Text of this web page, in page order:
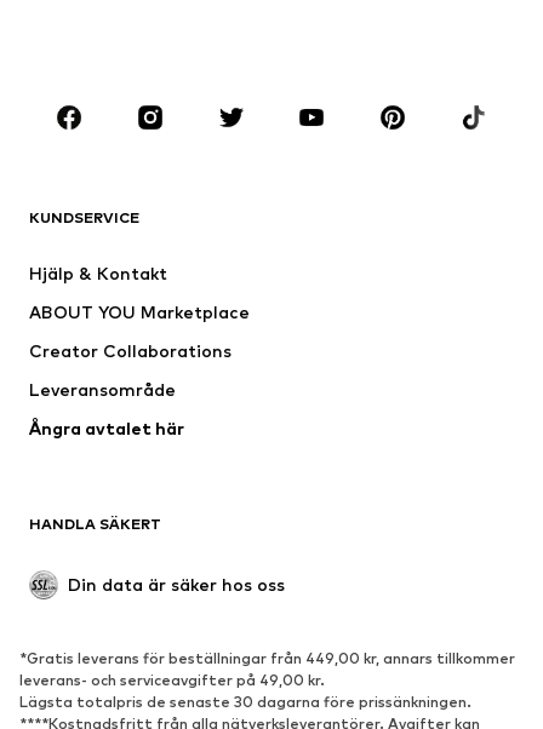
KLÄDER
Jackor
Badkläder
Tillfällen
Upcycling
Nytt
Boots & stövlar
Lågskor
SPORT
KUNDSERVICE
Hjälp & Kontakt
ABOUT YOU Marketplace
Creator Collaborations
Leveransområde
Ångra avtalet här
HANDLA SÄKERT
Din data är säker hos oss
*Gratis leverans för beställningar från 449,00 kr, annars tillkommer
leverans- och serviceavgifter på 49,00 kr.
Lägsta totalpris de senaste 30 dagarna före prissänkningen.
****Kostnadsfritt från alla nätverksleverantörer. Avgifter kan